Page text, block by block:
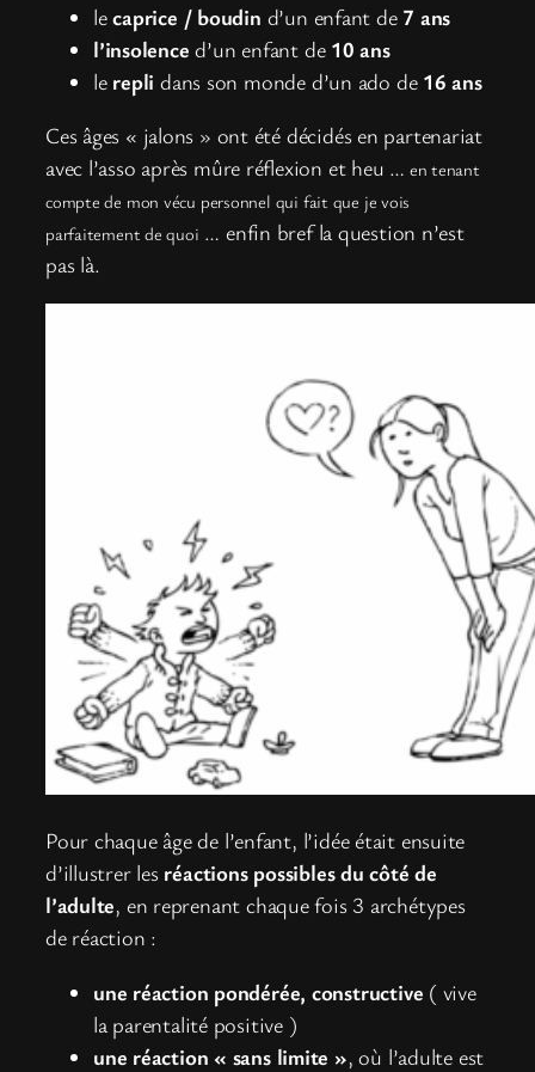
lecaprice / boudin d’un enfant de 7 ans
l’insolence d’un enfant de 10 ans
le repli dans son monde d’un ado de 16 ans
Ces âges « jalons » ont été décidés en partenariat
avec l’asso après mûre réflexion et heu … en tenant
compte de mon vécu personnel qui fait que je vois
parfaitement de quoi … enfin bref la question n’est
pas là.
Pour chaque âge de l’enfant, l’idée était ensuite
d’illustrer les réactions possibles du côté de
l’adulte, en reprenant chaque fois 3 archétypes
de réaction :
une réaction pondérée, constructive ( vive
la parentalité positive )
une réaction « sans limite », où l’adulte est